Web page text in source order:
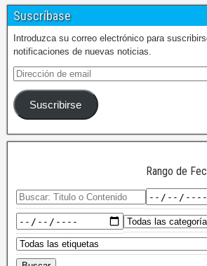
Suscríbase
Introduzca su correo electrónico para
notificaciones de nuevas noticias.
Suscribirse
Rango de